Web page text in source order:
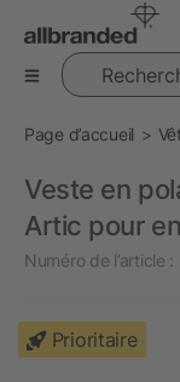
Rechercher
Page d’accueil
Veste en
Artic pour
Numéro de l’article :
Prioritaire